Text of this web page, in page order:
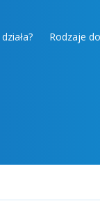
Rodzaje